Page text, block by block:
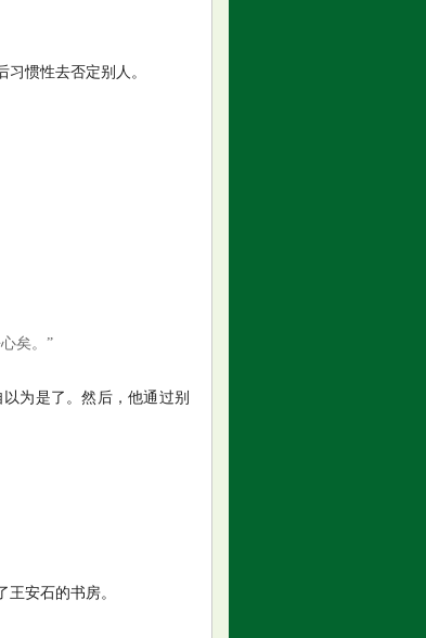
惯性去否定别人。
矣。”
为是了。然后，他通过别
安石的书房。